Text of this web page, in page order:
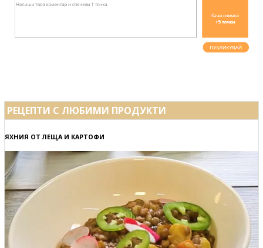
РЕЦЕПТИ С ЛЮБИМИ ПРОДУКТИ
ЯХНИЯ ОТ ЛЕЩА И КАРТОФИ